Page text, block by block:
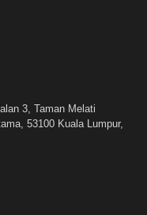
3, Taman Melati
53100 Kuala Lumpur,